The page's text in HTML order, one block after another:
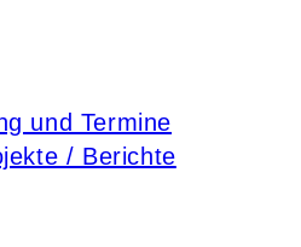
und Termine
/ Berichte